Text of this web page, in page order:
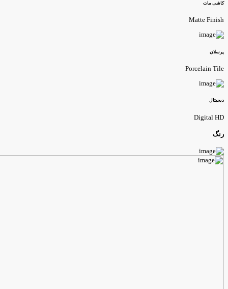
مات
Matte
Porcelain
Digital